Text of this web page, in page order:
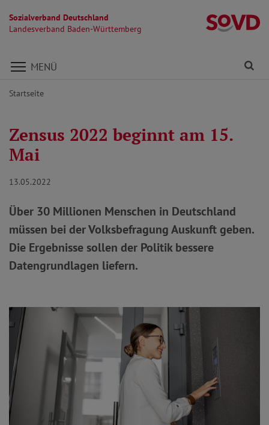
Sozialverband Deutschland
Landesverband Baden-Württemberg
Direkt zu den Inhalten springen
MENÜ
Startseite
Zensus 2022 beginnt am 15.
Mai
13.05.2022
Über 30 Millionen Menschen in Deutschland
müssen bei der Volksbefragung Auskunft geben.
Die Ergebnisse sollen der Politik bessere
Datengrundlagen liefern.